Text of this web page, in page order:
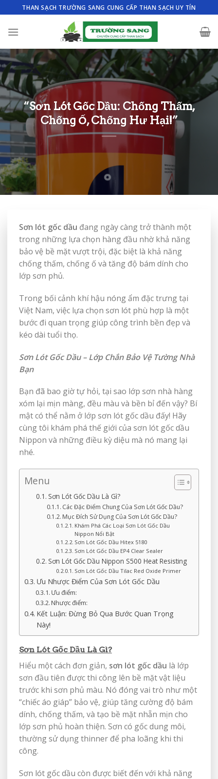
to
content
THAN SẠCH TRƯỜNG SANG CUNG CẤP THAN SẠCH UY TÍN
“Sơn Lót Gốc Dầu: Chống Thấm,
Chống Ố, Chống Hư Hại!”
Sơn lót gốc dầu đang ngày càng trở thành một
trong những lựa chọn hàng đầu nhờ khả năng
bảo vệ bề mặt vượt trội, đặc biệt là khả năng
chống thấm, chống ố và tăng độ bám dính cho
lớp sơn phủ.
Trong bối cảnh khí hậu nóng ẩm đặc trưng tại
Việt Nam, việc lựa chọn sơn lót phù hợp là một
bước đi quan trọng giúp công trình bền đẹp và
kéo dài tuổi thọ.
Sơn Lót Gốc Dầu – Lớp Chắn Bảo Vệ Tường Nhà
Bạn
Bạn đã bao giờ tự hỏi, tại sao lớp sơn nhà hàng
xóm lại mịn màng, đều màu và bền bỉ đến vậy? Bí
mật có thể nằm ở lớp sơn lót gốc dầu đấy! Hãy
cùng tôi khám phá thế giới của sơn lót gốc dầu
Nippon và những điều kỳ diệu mà nó mang lại
nhé.
Menu
Sơn Lót Gốc Dầu Là Gì?
Các Đặc Điểm Chung Của Sơn Lót Gốc Dầu?
Mục Đích Sử Dụng Của Sơn Lót Gốc Dầu?
Khám Phá Các Loại Sơn Lót Gốc Dầu
Nippon Nổi Bật
Sơn Lót Gốc Dầu Hitex 5180
Sơn Lót Gốc Dầu EP4 Clear Sealer
Sơn Lót Gốc Dầu Nippon S500 Heat Resisting
Sơn Lót Gốc Dầu Tilac Red Oxide Primer
Ưu Nhược Điểm Của Sơn Lót Gốc Dầu
Ưu điểm:
Nhược điểm:
Kết Luận: Đừng Bỏ Qua Bước Quan Trọng
Này!
Sơn Lót Gốc Dầu Là Gì?
Hiểu một cách đơn giản, sơn lót gốc dầu là lớp
sơn đầu tiên được thi công lên bề mặt vật liệu
trước khi sơn phủ màu. Nó đóng vai trò như một
“chiếc áo giáp” bảo vệ, giúp tăng cường độ bám
dính, chống thấm, và tạo bề mặt nhẵn mịn cho
lớp sơn phủ hoàn thiện. Sơn có gốc dung môi,
thường sử dụng thinner để pha loãng khi thi
công.
Sơn lót gốc dầu còn được biết đến với khả năng